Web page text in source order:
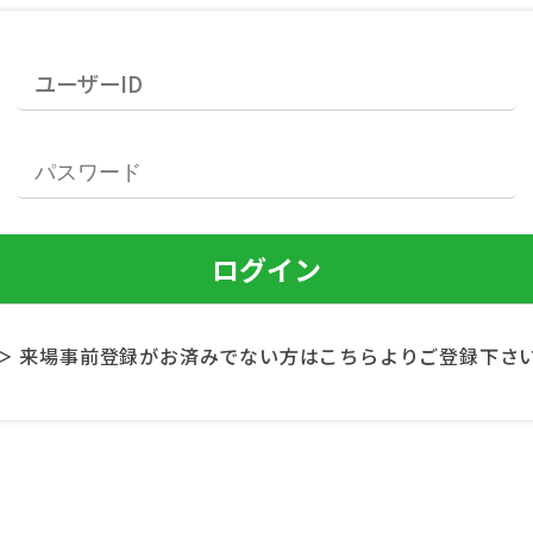
来場事前登録がお済みでない方はこちらよりご登録下さ